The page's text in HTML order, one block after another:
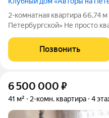
2-комнатная квартира 66,74
Петербургской» Не просто
премиум-доме, где
становятся частью
Позвонить
6 500 000 ₽
41 м² 2-комн. квартира 4